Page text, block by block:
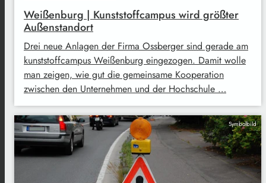
Weißenburg | Kunststoffcampus wird größter
Außenstandort
Drei neue Anlagen der Firma Ossberger sind gerade am
kunststoffcampus Weißenburg eingezogen. Damit wolle
man zeigen, wie gut die gemeinsame Kooperation
zwischen den Unternehmen und der Hochschule …
Symbolbild